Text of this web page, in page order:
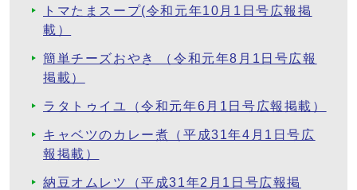
トマたまスープ(令和元年10月1日号広報掲
載）
簡単チーズおやき （令和元年8月1日号広報
掲載）
ラタトゥイユ（令和元年6月1日号広報掲載）
キャベツのカレー煮（平成31年4月1日号広
報掲載）
納豆オムレツ（平成31年2月1日号広報掲